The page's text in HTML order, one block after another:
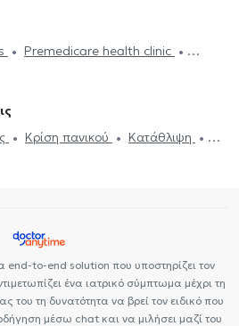
Ανορεξία
προσανατολισμού
Premedicare health clinic
Κρίση πανικού
Κατάθλιψη
end-to-end solution που υποστηρίζει τον
ένα ιατρικό σύμπτωμα μέχρι τη
του τη δυνατότητα να βρεί τον ειδικό που
μέσω chat και να μιλήσει μαζί του